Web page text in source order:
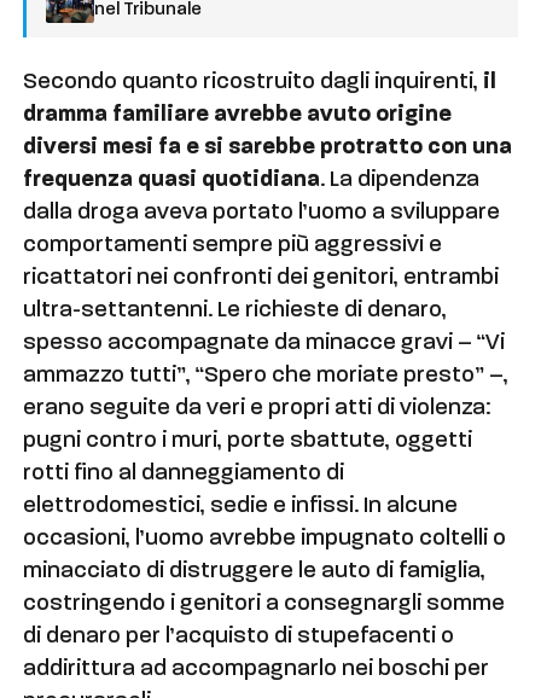
nel Tribunale
Secondo quanto ricostruito dagli inquirenti, il
dramma familiare avrebbe avuto origine
diversi mesi fa e si sarebbe protratto con una
frequenza quasi quotidiana. La dipendenza
dalla droga aveva portato l’uomo a sviluppare
comportamenti sempre più aggressivi e
ricattatori nei confronti dei genitori, entrambi
ultra-settantenni. Le richieste di denaro,
spesso accompagnate da minacce gravi – “Vi
ammazzo tutti”, “Spero che moriate presto” –,
erano seguite da veri e propri atti di violenza:
pugni contro i muri, porte sbattute, oggetti
rotti fino al danneggiamento di
elettrodomestici, sedie e infissi. In alcune
occasioni, l’uomo avrebbe impugnato coltelli o
minacciato di distruggere le auto di famiglia,
costringendo i genitori a consegnargli somme
di denaro per l’acquisto di stupefacenti o
addirittura ad accompagnarlo nei boschi per